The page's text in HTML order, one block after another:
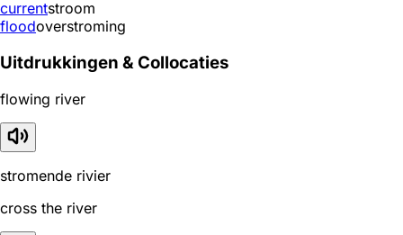
currentstroom
floodoverstroming
Uitdrukkingen & Collocaties
flowing river
stromende rivier
cross the river